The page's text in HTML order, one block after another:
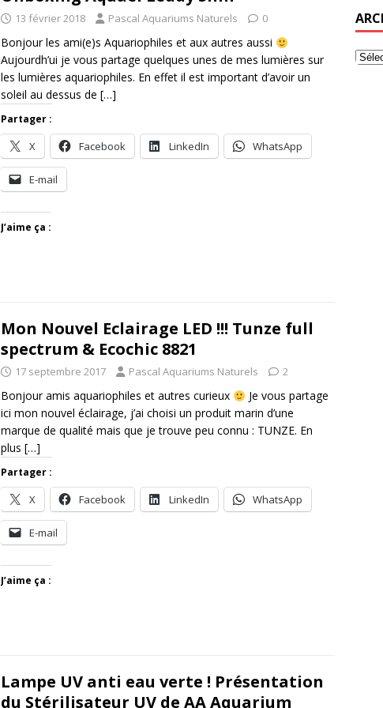
13 février 2018 Pascal Aquariums Naturels 0
Bonjour les ami(e)s Aquariophiles et aux autres aussi
Aujourdh’ui je vous partage quelques unes de mes lumières sur
les lumières aquariophiles. En effet il est important d’avoir un
soleil au dessus de […]
Partager :
X Facebook LinkedIn WhatsApp
E-mail
J’aime ça :
Mon Nouvel Eclairage LED !!! Tunze full
spectrum​ & Ecochic 8821
17 septembre 2017 Pascal Aquariums Naturels 2
Bonjour amis aquariophiles et autres curieux
Je vous partage
ici mon nouvel éclairage, j’ai choisi un produit marin d’une
marque de qualité mais que je trouve peu connu : TUNZE. En
plus […]
Partager :
X Facebook LinkedIn WhatsApp
E-mail
J’aime ça :
Lampe UV anti eau verte ! Présentation
du Stérilisateur UV de AA Aquarium